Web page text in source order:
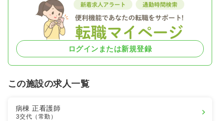
ログインまたは新規登録
この施設の求人一覧
病棟正看護師
3交代（常勤）